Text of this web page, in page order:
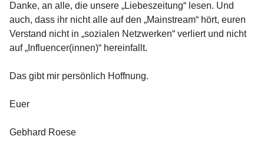
Danke, an alle, die unsere „Liebeszeitung“ lesen. Und
auch, dass ihr nicht alle auf den „Mainstream“ hört, euren
Verstand nicht in „sozialen Netzwerken“ verliert und nicht
auf „Influencer(innen)“ hereinfallt.
Das gibt mir persönlich Hoffnung.
Euer
Gebhard Roese